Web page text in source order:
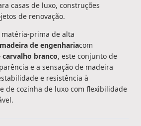
casas de luxo, construções
de renovação.
prima de alta
de engenhariacom
carvalho branco, este conjunto de
e a sensação de madeira
e resistência à
de cozinha de luxo com flexibilidade